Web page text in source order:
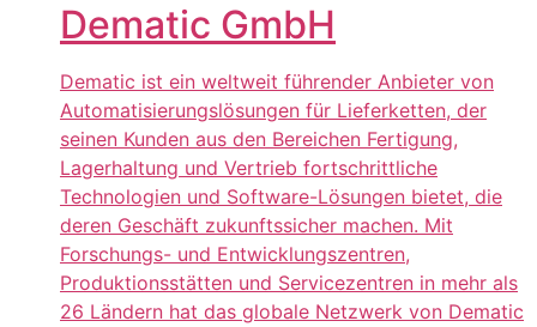
Dematic GmbH
Dematic ist ein weltweit führender Anbieter von
Automatisierungslösungen für Lieferketten, der
seinen Kunden aus den Bereichen Fertigung,
Lagerhaltung und Vertrieb fortschrittliche
Technologien und Software-Lösungen bietet, die
deren Geschäft zukunftssicher machen. Mit
Forschungs- und Entwicklungszentren,
Produktionsstätten und Servicezentren in mehr als
26 Ländern hat das globale Netzwerk von Dematic